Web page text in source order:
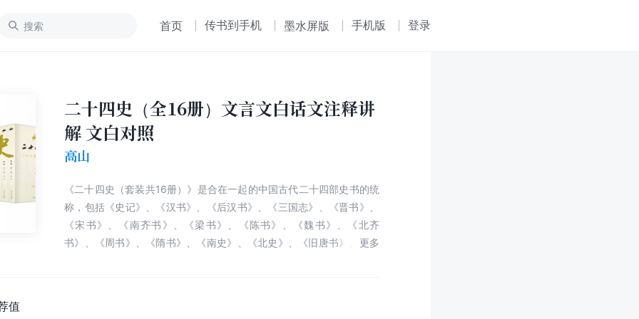
首页 传书到手机 墨水屏版 手机版 登录
二十四史（全16册）文言文白话文注释讲
解 文白对照
高山
《二十四史（套装共16册）》是合在一起的中国古代二十四部史书的统
称，包括《史记》、《汉书》、《后汉书》、《三国志》、《晋书》、
《宋书》、《南齐书》、《梁书》、《陈书》、《魏书》、《北齐
书》、《周书》、《隋书》、《南史》、《北史》、《旧唐书》、《新
值